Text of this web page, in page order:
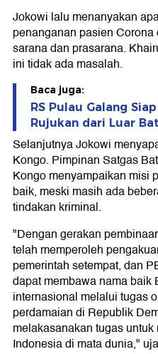
Jokowi lalu menanyakan
penanganan pasien
sarana dan prasarana.
ini tidak ada masalah.
Baca juga:
RS Pulau Galang
Rujukan dari Luar
Selanjutnya Jokowi
Kongo. Pimpinan Satgas
Kongo menyampaikan misi
baik, meski masih ada
tindakan kriminal.
"Dengan gerakan
telah memperoleh
pemerintah setempat, dan
dapat membawa nama
internasional melalui tugas
perdamaian di Republik
melakasanakan tugas
Indonesia di mata dunia,"